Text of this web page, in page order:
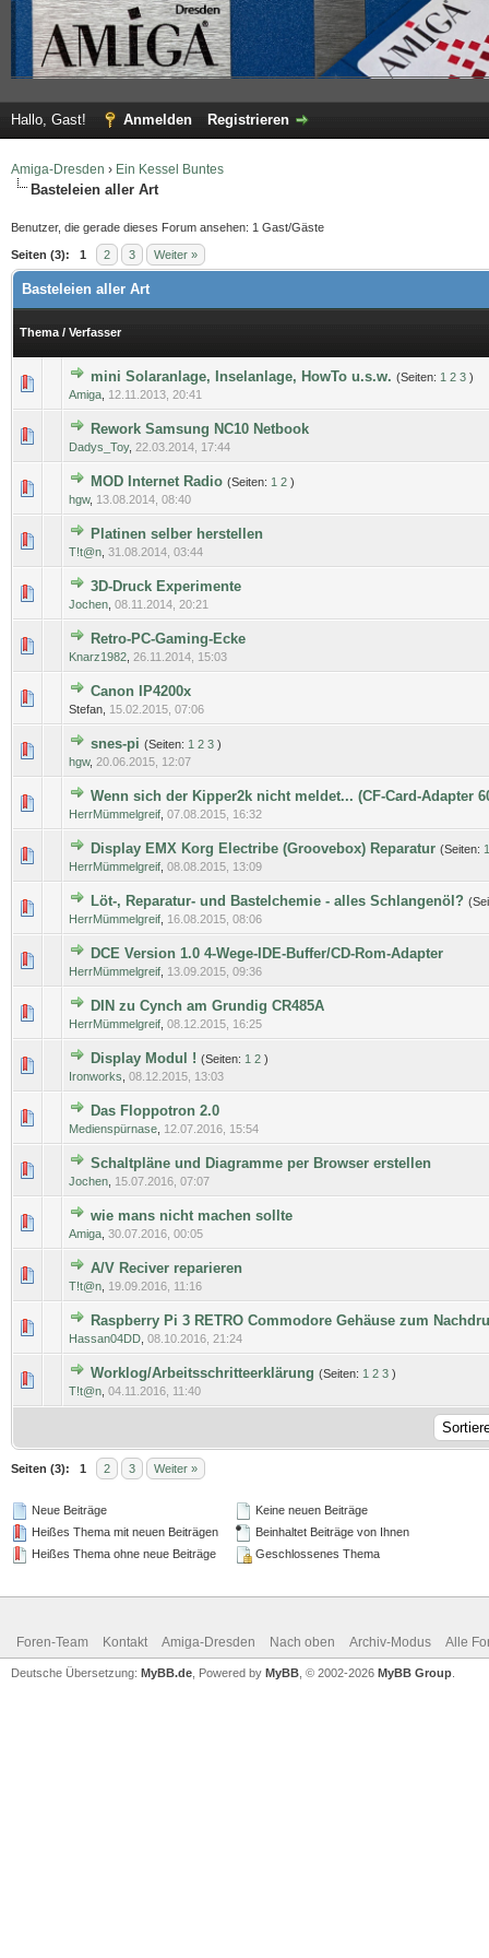
Hallo, Gast! Anmelden Registrieren
Amiga-Dresden › Ein Kessel Buntes
Basteleien aller Art
Benutzer, die gerade dieses Forum ansehen: 1 Gast/Gäste
Seiten (3): 1 2 3 Weiter »
Basteleien aller Art
Thema / Verfasser
mini Solaranlage, Inselanlage, HowTo u.s.w. (Seiten: 1 2 3 )
Amiga 12.11.2013, 20:41
0 Bewertung(en) - 0 von 5 durchschnittlich
12345
Rework Samsung NC10 Netbook
Dadys_Toy, 22.03.2014, 17:44
0 Bewertung(en) - 0 von 5 durchschnittlich
123 45
MOD Internet Radio (Seiten: 1 2 )
hgw, 13.08.2014, 08:40
0 Bewertung(en) - 0 von 5 durchschnittlich
12345
Platinen selber herstellen
T!t@n 31.08.2014, 03:44
0 Bewertung(en) - 0 von 5 durchschnittlich
12345
3D-Druck Experimente
Jochen 08.11.2014, 20:21
0 Bewertung(en) - 0 von 5 durchschnittlich
12
Retro-PC-Gaming-Ecke
Knarz1982 26.11.2014, 15:03
0 Bewertung(en) - 0 von 5 durchschnittlich
123
Canon IP4200x
Stefan, 15.02.2015, 07:06
0 Bewertung(en) - 0 von 5 durchschnittlich
snes-pi (Seiten: 1 2 3 )
hgw, 20.06.2015, 12:07
0 Bewertung(en) - 0 von 5 durchschnittlich
Wenn sich der Kipper2k nicht meldet... (CF-Card-Adapter
HerrMümmelgreif 07.08.2015, 16:32
0 Bewertung(en) - 0 von 5 durchschnittlich
123 45
Display EMX Korg Electribe (Groovebox) Reparatur (Seiten: 1
HerrMümmelgreif 08.08.2015, 13:09
0 Bewertung(en) - 0 von 5 durchschnittlich
12345
Löt-, Reparatur- und Bastelchemie - alles Schlangenöl?
HerrMümmelgreif 16.08.2015, 08:06
0 Bewertung(en) - 0 von 5 durchschnittlich
12345
DCE Version 1.0 4-Wege-IDE-Buffer/CD-Rom-Adapter
HerrMümmelgreif 13.09.2015, 09:36
0 Bewertung(en) - 0 von 5 durchschnittlich
12345
DIN zu Cynch am Grundig CR485A
HerrMümmelgreif 08.12.2015, 16:25
0 Bewertung(en) - 0 von 5 durchschnittlich
12345
Display Modul ! (Seiten: 1 2 )
Ironworks 08.12.2015, 13:03
0 Bewertung(en) - 0 von 5 durchschnittlich
12 3 4 5
Das Floppotron 2.0
Medienspürnase 12.07.2016, 15:54
0 Bewertung(en) - 0 von 5 durchschnittlich
Schaltpläne und Diagramme per Browser erstellen
Jochen 15.07.2016, 07:07
0 Bewertung(en) - 0 von 5 durchschnittlich
12345
wie mans nicht machen sollte
Amiga 30.07.2016, 00:05
0 Bewertung(en) - 0 von 5 durchschnittlich
123 45
A/V Reciver reparieren
T!t@n 19.09.2016, 11:16
0 Bewertung(en) - 0 von 5 durchschnittlich
12
Raspberry Pi 3 RETRO Commodore Gehäuse zum
Hassan04DD 08.10.2016, 21:24
0 Bewertung(en) - 0 von 5 durchschnittlich
12 345
Worklog/Arbeitsschritteerklärung (Seiten: 1 2 3 )
T!t@n 04.11.2016, 11:40
0 Bewertung(en) - 0 von 5 durchschnittlich
1234 5
Seiten (3): 1 2 3 Weiter »
Neue Beiträge
Heißes Thema mit neuen Beiträgen
Heißes Thema ohne neue Beiträge
Keine neuen Beiträge
Beinhaltet Beiträge von Ihnen
Geschlossenes Thema
Foren-Team Kontakt Amiga-Dresden Nach oben Archiv-Modus Alle
Deutsche Übersetzung: MyBB.de , Powered by MyBB , © 2002-2026 MyBB Group